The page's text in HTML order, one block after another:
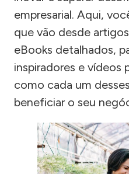
empresarial. Aqui,
que vão desde
eBooks detalhados,
inspiradores e vídeos
como cada um
beneficiar o seu